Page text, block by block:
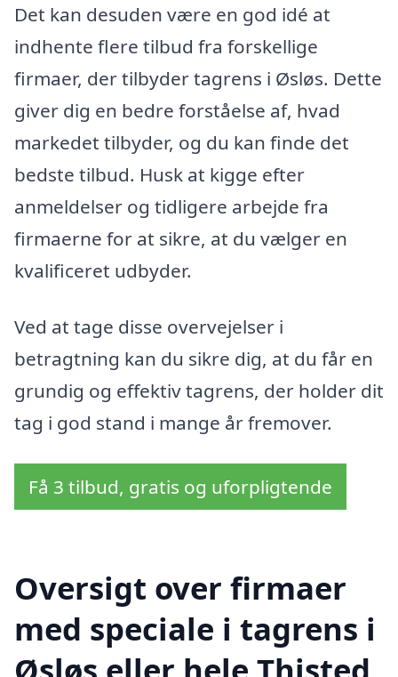
Det kan desuden være en god idé at
indhente flere tilbud fra forskellige
firmaer, der tilbyder tagrens i Øsløs. Dette
giver dig en bedre forståelse af, hvad
markedet tilbyder, og du kan finde det
bedste tilbud. Husk at kigge efter
anmeldelser og tidligere arbejde fra
firmaerne for at sikre, at du vælger en
kvalificeret udbyder.
Ved at tage disse overvejelser i
betragtning kan du sikre dig, at du får en
grundig og effektiv tagrens, der holder dit
tag i god stand i mange år fremover.
Få 3 tilbud, gratis og uforpligtende
Oversigt over firmaer
med speciale i tagrens i